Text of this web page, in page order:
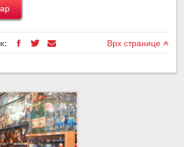
Врх странице